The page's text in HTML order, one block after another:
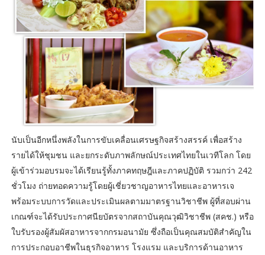
นับเป็นอีกหนึ่งพลังในการขับเคลื่อนเศรษฐกิจสร้างสรรค์ เพื่อสร้าง
รายได้ให้ชุมชน และยกระดับภาพลักษณ์ประเทศไทยในเวทีโลก โดย
ผู้เข้าร่วมอบรมจะได้เรียนรู้ทั้งภาคทฤษฎีและภาคปฏิบัติ รวมกว่า 242
ชั่วโมง ถ่ายทอดความรู้โดยผู้เชี่ยวชาญอาหารไทยและอาหารเจ
พร้อมระบบการวัดและประเมินผลตามมาตรฐานวิชาชีพ ผู้ที่สอบผ่าน
เกณฑ์จะได้รับประกาศนียบัตรจากสถาบันคุณวุฒิวิชาชีพ (สคช.) หรือ
ใบรับรองผู้สัมผัสอาหารจากกรมอนามัย ซึ่งถือเป็นคุณสมบัติสำคัญใน
การประกอบอาชีพในธุรกิจอาหาร โรงแรม และบริการด้านอาหาร